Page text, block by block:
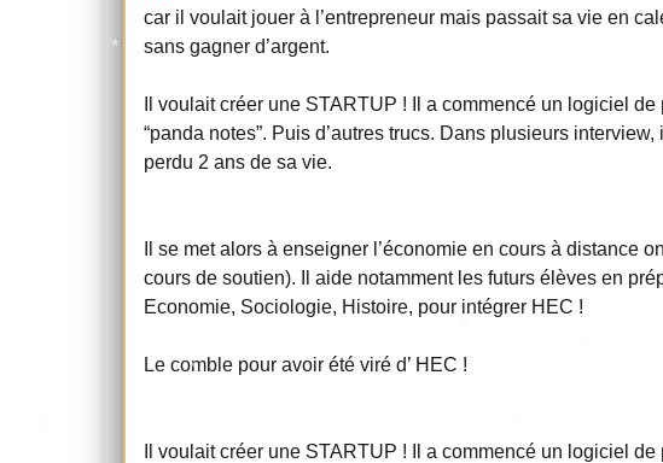
car il voulait jouer à l’entrepreneur mais passait sa vie en
sans gagner d’argent.
Il voulait créer une STARTUP ! Il a commencé un logiciel
“panda notes”. Puis d’autres trucs. Dans plusieurs
perdu 2 ans de sa vie.
Il se met alors à enseigner l’économie en cours à distance
cours de soutien). Il aide notamment les futurs élèves en
Economie, Sociologie, Histoire, pour intégrer HEC !
Le comble pour avoir été viré d’ HEC !
Il voulait créer une STARTUP ! Il a commencé un logiciel